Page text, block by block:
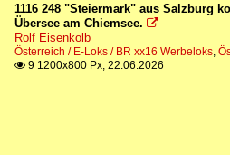
1116 248 "Steiermark" aus Salzburg
Übersee am Chiemsee. 
Rolf Eisenkolb
Österreich / E-Loks / BR xx16 Werbeloks,
 9 1200x800 Px, 22.06.2026